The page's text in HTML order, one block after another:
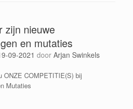
zijn nieuwe
en mutaties
09-2021 door Arjan Swinkels
ONZE COMPETITIE(S) bij
Mutaties